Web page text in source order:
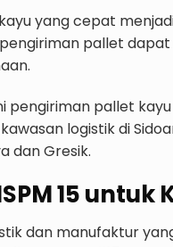
yang cepat
pallet
pengiriman pallet
logistik di
dan Gresik.
15
dan manufaktur